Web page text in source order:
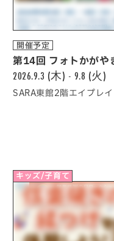
開催予定
第14回 フォトかがや
2026.9.3 (木) - 9.8 (火)
SARA東館2階エイプレイ
キッズ/子育て